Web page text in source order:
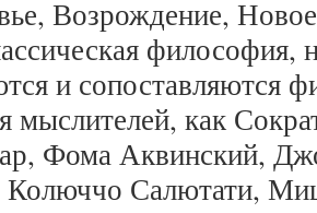
Возрождение,
философия,
и сопоставляются
как
Фома Аквинский,
Салютати,